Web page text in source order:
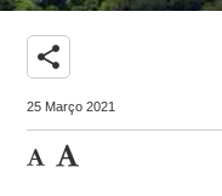
share
25 Março 2021